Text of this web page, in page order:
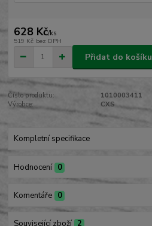
628 Kč/ks
519 Kč bez DPH
Přidat do košíku
Číslo produktu:
1010003411
Výrobce:
CXS
Kompletní specifikace
Hodnocení 0
Komentáře 0
Související zboží 2